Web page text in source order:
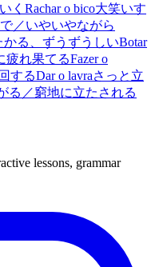
く Rachar o bico大笑いす
／いやいやながら
かる、ずうずうしいBotar
疲れ果てるFazer o
するDar o lavraさっと立
る／窮地に立たされる
lessons, grammar